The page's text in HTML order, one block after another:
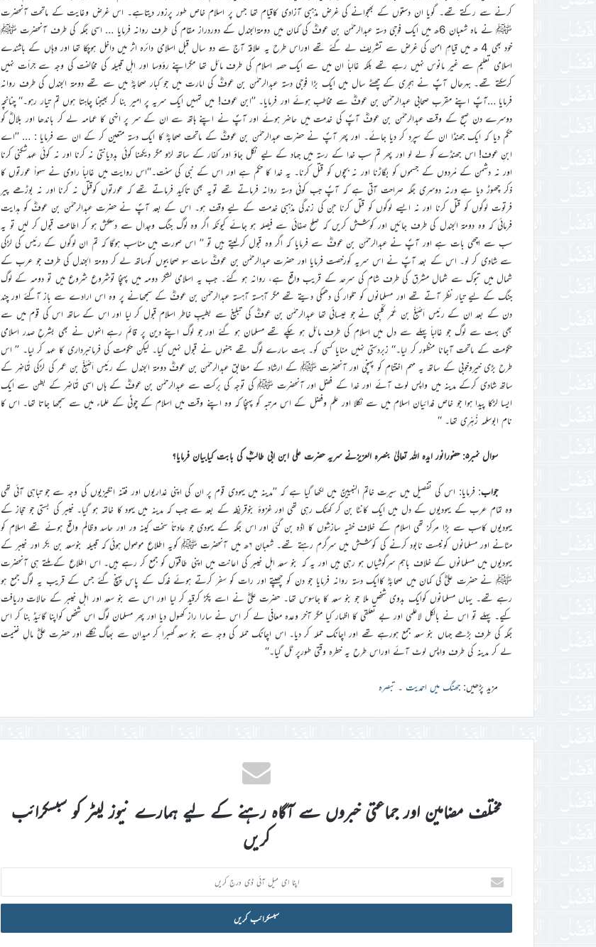
کرنے سے رکتے تھے۔ گویا ان دستوں کے بھجوانے کی غرض مذہبی آزادی کاقیام تھا جس پر اسلام خاص طور پرزور دیتاہے۔ اس غرض وغایت کے ماتحت آنحضرت
ﷺ نے ماہ شعبان 6ھ میں ایک فوجی دستہ عبدالرحمٰن بن عوفؓ کی کمان میں دومۃالجندل کے دوردراز مقام کی طرف روانہ فرمایا … اسی جگہ کی طرف آنحضرت ﷺ
خود بھی 4 ھ میں قیامِ امن کی غرض سے تشریف لے گئے تھے اوراس طرح یہ علاقہ آج سے دو سال قبل اسلامی دائرہ اثر میں داخل ہوچکا تھا اور وہاں کے باشندے
اسلامی تعلیم سے غیر مانوس نہیں رہے تھے بلکہ غالباً ان میں سے ایک حصہ اسلام کی طرف مائل تھا مگراپنے رؤوسا اور اہلِ قبیلہ کی مخالفت کی وجہ سے جرأت نہیں
کرسکتے تھے۔ بہرحال آپؐ نے ہجری کے چھٹے سال میں ایک بڑا فوجی دستہ عبدالرحمٰن بن عوفؓ کی امارت میں جو کبار صحابہؓ میں سے تھے دومۃ الجندل کی طرف روانہ
فرمایا …آپؐ اپنے مقرب صحابی عبدالرحمٰن بن عوفؓ سے مخاطب ہوئے اور فرمایا۔ ’’ابن عوف! میں تمہیں ایک سریہ پر امیر بنا کر بھیجنا چاہتا ہوں تم تیار رہو۔‘‘ چنانچہ
دوسرے دن صبح کے وقت عبدالرحمٰن بن عوفؓ آپؐ کی خدمت میں حاضر ہوئے اور آپؐ نے اپنے ہاتھ سے ان کے سر پر انہی کا عمامہ لے کر باندھا اور بلالؓ کو
حکم دیا کہ ایک جھنڈا ان کے سپرد کر دیا جائے۔ اور پھر آپؐ نے حضرت عبدالرحمٰن بن عوفؓ کے ماتحت صحابہؓ کا ایک دستہ متعین کر کے ان سے فرمایا : … ’’اے
ابنِ عوف! اس جھنڈے کو لے لو اور پھر تم سب خدا کے رستہ میں جہاد کے لیے نکل جاؤ اور کفار کے ساتھ لڑو مگر دیکھنا کوئی بددیانتی نہ کرنا اور نہ کوئی عہدشکنی کرنا
اور نہ دشمن کے مُردوں کے جسموں کو بگاڑنا اور نہ بچوں کو قتل کرنا۔ یہ خدا کا حکم ہے اور اس کے نبی کی سنت۔‘‘اس روایت میں غالباً راوی نے سہواً عورتوں کا
ذکر چھوڑ دیا ہے ورنہ دوسری جگہ صراحت آتی ہے کہ آپؐ جب کوئی دستہ روانہ فرماتے تھے تویہ بھی تاکید فرماتے تھے کہ عورتوں کوقتل نہ کرنا اور نہ بوڑھے پیر
فرتوت لوگوں کو قتل کرنا اور نہ ایسے لوگوں کو قتل کرنا جن کی زندگی مذہبی خدمت کے لیے وقف ہو۔ اس کے بعد آپؐ نے حضرت عبدالرحمٰن بن عوفؓ کو ہدایت
فرمائی کہ وہ دومۃ الجندل کی طرف جائیں اور کوشش کریں کہ صلح صفائی سے فیصلہ ہو جائے کیونکہ اگر وہ لوگ جنگ وجدال سے دستکش ہو کر اطاعت قبول کر لیں تو یہ
سب سے اچھی بات ہے اور آپؐ نے عبدالرحمٰن بن عوفؓ سے فرمایا کہ اگر وہ قبول کرلیتے ہیں تو ’’ اس صورت میں مناسب ہوگا کہ تم ان لوگوں کے رئیس کی لڑکی
سے شادی کر لو۔ اس کے بعد آپؐ نے اس سریہ کورخصت فرمایا اور حضرت عبدالرحمٰن بن عوفؓ سات سو صحابیوں کوساتھ لے کر دومۃ الجندل کی طرف جو عرب کے
شمال میں تبوک سے شمال مشرق کی طرف شام کی سرحد کے قریب واقع ہے، روانہ ہو گئے۔ جب یہ اسلامی لشکر دومہ میں پہنچا توشروع شروع میں تو دومہ کے لوگ
جنگ کے لیے تیار نظر آتے تھے اور مسلمانوں کو تلوار کی دھمکی دیتے تھے مگر آہستہ آہستہ عبدالرحمٰن بن عوفؓ کے سمجھانے پر وہ اس ارادے سے باز آگئے اور چند
دن کے بعد ان کے رئیس اَصْبَغْ بن عُمَر کَلْبِی نے جو عیسائی تھا عبدالرحمٰن بن عوفؓ کی تبلیغ سے بطیبِ خاطر اسلام قبول کر لیا اور اس کے ساتھ اس کی قوم میں سے
بھی بہت سے لوگ جو غالباً پہلے سے دل میں اسلام کی طرف مائل ہو چکے تھے مسلمان ہو گئے اور جو لوگ اپنے دین پر قائم رہے انہوں نے بھی بشرحِ صدر اسلامی
حکومت کے ماتحت آجانا منظور کر لیا۔‘‘ زبردستی نہیں منایا کسی کو۔ بہت سارے لوگ تھے جنہوں نے قبول نہیں کیا۔ لیکن حکومت کی فرمانبرداری کا عہد کر لیا۔ ’’ اس
طرح بڑی خیروخوبی کے ساتھ یہ مہم اختتام کو پہنچی اور آنحضرت ﷺ کے ارشاد کے مطابق عبدالرحمٰن بن عوفؓ دومۃ الجندل کے رئیس اَصْبَغْ بن عمر کی لڑکی تُمَاضِر کے
ساتھ شادی کرکے مدینہ میں واپس لوٹ آئے اور خدا کے فضل اور آنحضرت ﷺ کی توجہ کی برکت سے عبدالرحمٰن بن عوفؓ کے ہاں اسی تُمَاضِر کے بطن سے ایک
ایسا لڑکا پیدا ہوا جو خاص فدائیان اسلام میں سے نکلا اور علم وفضل کے اس مرتبہ کو پہنچا کہ وہ اپنے وقت میں اسلام کے چوٹی کے علماء میں سے سمجھا جاتا تھا۔ اس کا
نام ابوسلمہ زُہْرِی تھا۔ ‘‘
سوال نمبر۵: حضورانور ایدہ اللہ تعالیٰ بنصرہ العزیزنے سریہ حضرت علی ابن ابی طالبؓ کی بابت کیابیان فرمایا؟
جواب: فرمایا: اس کی تفصیل میں سیرت خاتم النبیینؐ میں لکھا گیا ہے کہ ’’مدینہ میں یہودی قوم پر ان کی اپنی غداریوں اور فتنہ انگیزیوں کی وجہ سے جو تباہی آئی تھی
وہ تمام عرب کے یہودیوں کے دل میں ایک کانٹا بن کر کھٹک رہی تھی اور غزوۂ بنوقریظہ کے بعد سے جب کہ مدینہ میں یہود کا خاتمہ ہو گیا۔ خیبر کی بستی جو حجاز کے
یہودیوں کاسب سے بڑا مرکز تھی اسلام کے خلاف خفیہ سازشوں کا اڈہ بن گئی اور اس جگہ کے یہودی جو عادتاً سخت کینہ ور اور حاسد وظالم واقع ہوئے تھے اسلام کو
مٹانے اور مسلمانوں کونیست نابود کرنے کی کوشش میں سرگرم رہتے تھے۔ شعبان ۶ھ میں آنحضرت ﷺ کویہ اطلاع موصول ہوئی کہ قبیلہ بنوسعد بن بکر اور خیبر کے
یہودیوں میں مسلمانوں کے خلاف باہم سرگوشیاں ہو رہی ہیں اور یہ کہ بنو سعد اہل خیبر کی اعانت میں اپنی طاقتوں کو جمع کر رہے ہیں۔ اس اطلاع کے ملتے ہی آنحضرت
ﷺ نے حضرت علیؓ کی کمان میں صحابہؓ کاایک دستہ روانہ فرمایا جو دن کو چھپتے اور رات کو سفر کرتے ہوئے فدک کے پاس پہنچ گئے جس کے قریب یہ لوگ جمع ہو
رہے تھے۔ یہاں مسلمانوں کوایک بدوی شخص ملا جو بنو سعد کا جاسوس تھا۔ حضرت علیؓ نے اسے پکڑ کرقید کر لیا اور اس سے بنو سعد اور اہل خیبر کے حالات دریافت
کیے۔ پہلے تو اس نے بالکل لاعلمی اور بے تعلقی کا اظہار کیا مگر آخر وعدہ معافی لے کر اس نے سارا راز کھول دیا اور پھر مسلمان لوگ اس شخص کواپنا گائیڈ بنا کر اس
جگہ کی طرف بڑھے جہاں بنو سعد جمع ہورہے تھے اور اچانک حملہ کر دیا۔ اس اچانک حملہ کی وجہ سے بنو سعد گھبرا کر میدان سے بھاگ نکلے اور حضرت علیؓ مالِ غنیمت
لے کر مدینہ کی طرف واپس لوٹ آئے اوراس طرح یہ خطرہ وقتی طورپر ٹل گیا۔‘‘
مزید پڑھیں: جھنگ میں احمدیت ۔ تبصرہ
مختلف مضامین اور جماعتی خبروں سے آگاہ رہنے کے لیے ہمارے نیوز لیٹر کو سبسکرائب
کریں
اپنا
ای
میل
ڈی